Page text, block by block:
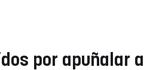
por apuñalar a